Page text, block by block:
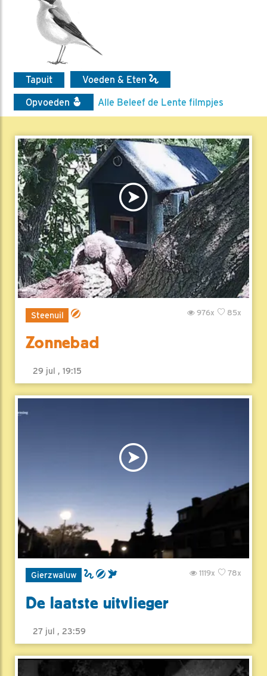
Tapuit
Voeden & Eten
Opvoeden
Alle Beleef de Lente filmpjes
Steenuil 85x
976x
Zonnebad
29 jul , 19:15
Gierzwaluw 78x
1119x
De laatste uitvlieger
27 jul , 23:59